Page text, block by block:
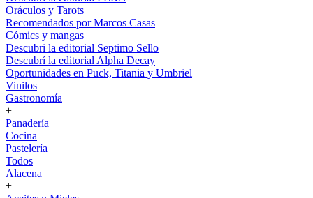
Oráculos y Tarots
Recomendados por Marcos Casas
Cómics y mangas
Descubri la editorial Septimo Sello
Descubrí la editorial Alpha Decay
Oportunidades en Puck, Titania y Umbriel
Vinilos
Gastronomía
+
Panadería
Cocina
Pastelería
Todos
Alacena
+